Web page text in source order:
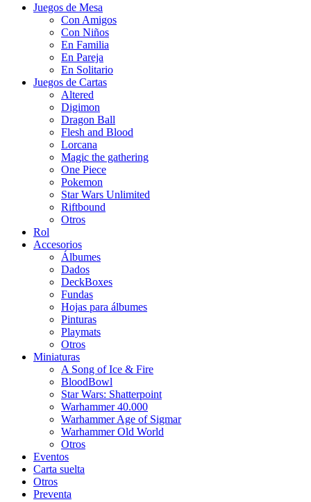
Juegos de Mesa
Con Amigos
Con Niños
En Familia
En Pareja
En Solitario
Juegos de Cartas
Altered
Digimon
Dragon Ball
Flesh and Blood
Lorcana
Magic the gathering
One Piece
Pokemon
Star Wars Unlimited
Riftbound
Otros
Rol
Accesorios
Álbumes
Dados
DeckBoxes
Fundas
Hojas para álbumes
Pinturas
Playmats
Otros
Miniaturas
A Song of Ice & Fire
BloodBowl
Star Wars: Shatterpoint
Warhammer 40.000
Warhammer Age of Sigmar
Warhammer Old World
Otros
Eventos
Carta suelta
Otros
Preventa